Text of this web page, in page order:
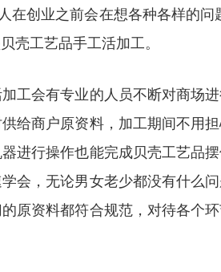
在创业之前会在想各种各样的问
壳工艺品手工活加工。
工会有专业的人员不断对商场
给商户原资料，加工期间不用
进行操作也能完成贝壳工艺品
会，无论男女老少都没有什么
原资料都符合规范，对待各个